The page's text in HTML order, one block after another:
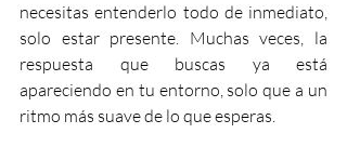
necesitas entenderlo todo de inmediato,
solo estar presente. Muchas veces, la
respuesta que buscas ya está
apareciendo en tu entorno, solo que a un
ritmo más suave de lo que esperas.